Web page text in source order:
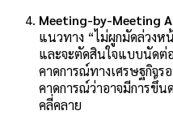
Meeting-by-Meeting
แนวทาง “ไม่ผูกมัดล่วงห
และจะตัดสินใจแบบนัดต่
คาดการณ์ทางเศรษฐกิจ
คาดการณ์ว่าอาจมีการขึ้น
คลี่คลาย